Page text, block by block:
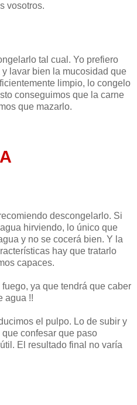
vosotros.
tal cual. Yo prefiero
lavar bien la mucosidad que
limpio, lo congelo
conseguimos que la carne
que mazarlo.
descongelarlo. Si
hirviendo, lo único que
y no se cocerá bien. Y la
hay que tratarlo
capaces.
ya que tendrá que caber
agua !!
el pulpo. Lo de subir y
confesar que paso
El resultado final no varía